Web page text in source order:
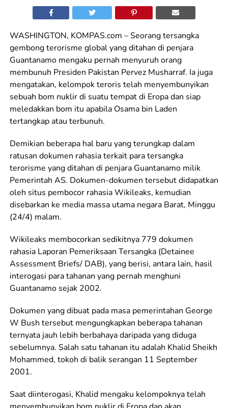
WASHINGTON, KOMPAS.com – Seorang tersangka
gembong terorisme global yang ditahan di penjara
Guantanamo mengaku pernah menyuruh orang
membunuh Presiden Pakistan Pervez Musharraf. Ia juga
mengatakan, kelompok teroris telah menyembunyikan
sebuah bom nuklir di suatu tempat di Eropa dan siap
meledakkan bom itu apabila Osama bin Laden
tertangkap atau terbunuh.
Demikian beberapa hal baru yang terungkap dalam
ratusan dokumen rahasia terkait para tersangka
terorisme yang ditahan di penjara Guantanamo milik
Pemerintah AS. Dokumen-dokumen tersebut didapatkan
oleh situs pembocor rahasia Wikileaks, kemudian
disebarkan ke media massa utama negara Barat, Minggu
(24/4) malam.
Wikileaks membocorkan sedikitnya 779 dokumen
rahasia Laporan Pemeriksaan Tersangka (Detainee
Assessment Briefs/ DAB), yang berisi, antara lain, hasil
interogasi para tahanan yang pernah menghuni
Guantanamo sejak 2002.
Dokumen yang dibuat pada masa pemerintahan George
W Bush tersebut mengungkapkan beberapa tahanan
ternyata jauh lebih berbahaya daripada yang diduga
sebelumnya. Salah satu tahanan itu adalah Khalid Sheikh
Mohammed, tokoh di balik serangan 11 September
2001.
Saat diinterogasi, Khalid mengaku kelompoknya telah